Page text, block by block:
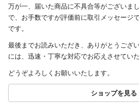
万が一、届いた商品に不具合等がございま
で、お手数ですが評価前に取引メッセージ
です。
最後までお読みいただき、ありがとうござ
には、迅速・丁寧な対応でお応えさせていた
どうぞよろしくお願いいたします。
ショップを見る